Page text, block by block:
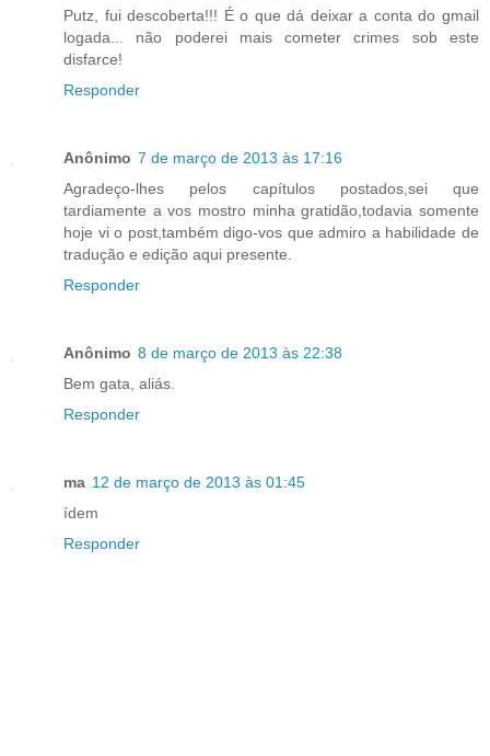
Putz, fui descoberta!!! É o que dá deixar a conta do gmail
logada... não poderei mais cometer crimes sob este
disfarce!
Responder
Anônimo 7 de março de 2013 às 17:16
Agradeço-lhes pelos capítulos postados,sei que
tardiamente a vos mostro minha gratidão,todavia somente
hoje vi o post,também digo-vos que admiro a habilidade de
tradução e edição aqui presente.
Responder
Anônimo 8 de março de 2013 às 22:38
Bem gata, aliás.
Responder
ma 12 de março de 2013 às 01:45
ídem
Responder